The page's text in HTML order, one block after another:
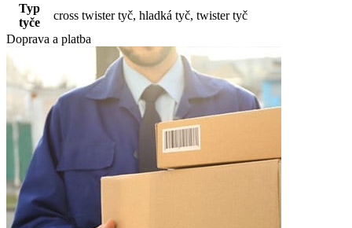
Typ
tyče
cross twister tyč, hladká tyč, twister tyč
Doprava a platba